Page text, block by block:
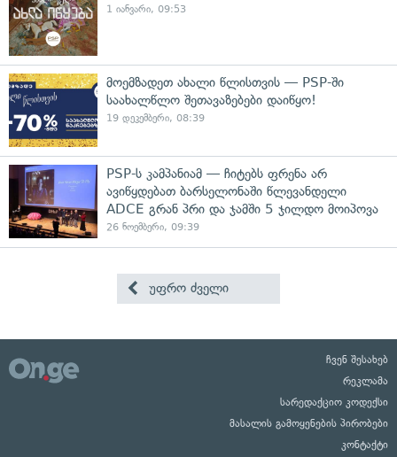
1 იანვარი, 09:53
მოემზადეთ ახალი წლისთვის — PSP-ში
საახალწლო შეთავაზებები დაიწყო!
19 დეკემბერი, 08:39
PSP-ს კამპანიამ — ჩიტებს ფრენა არ
ავიწყდებათ ბარსელონაში წლევანდელი
ADCE გრან პრი და ჯამში 5 ჯილდო მოიპოვა
26 ნოემბერი, 09:39
უფრო ძველი
ჩვენ შესახებ
რეკლამა
სარედაქციო კოდექსი
მასალის გამოყენების პირობები
კონტაქტი